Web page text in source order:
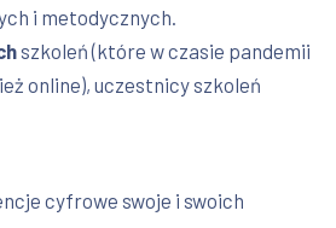
i metodycznych.
szkoleń (które w czasie pandemii
online), uczestnicy szkoleń
cyfrowe swoje i swoich